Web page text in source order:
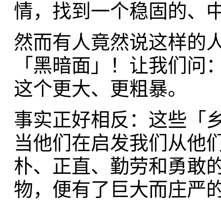
情，找到一个稳固的、
然而有人竟然说这样的
「黑暗面」！让我们
这个更大、更粗暴。
事实正好相反：这些「
当他们在启发我们从他
朴、正直、勤劳和勇敢
物，便有了巨大而庄严